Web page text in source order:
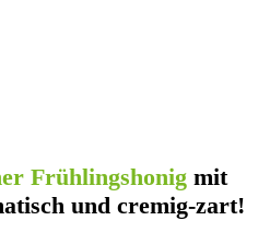
Frühlingshonig mit
und cremig-zart!